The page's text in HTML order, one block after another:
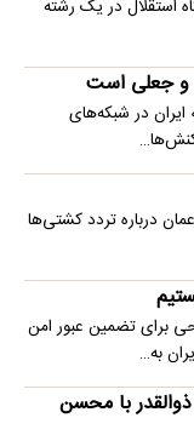
استقلال در یک رشته
و جعلی است
در شبکه‌های
درباره تردد کشتی‌ها
برای تضمین عبور امن
به…
با محسن